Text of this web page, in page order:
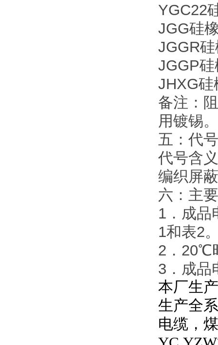
YGC22
JGG硅
JGGR
JGGP
JHXG硅
备注：
用镀锡。
五：代
代号含
编织屏
六：主
1．成品
1和表2
2．20℃
3．成品
本厂生
生产全
电缆，